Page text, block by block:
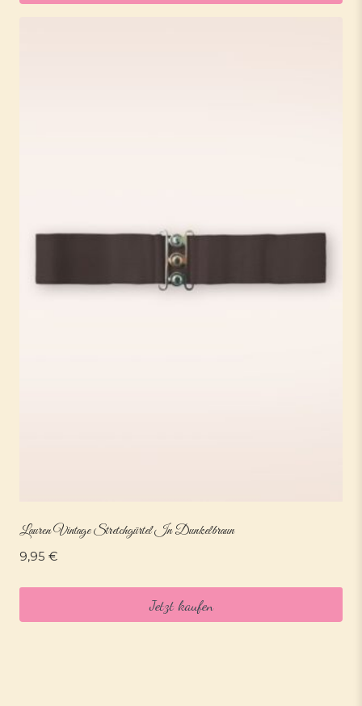
Lauren Vintage Stretchgürtel In Dunkelbraun
9,95 €
Jetzt kaufen